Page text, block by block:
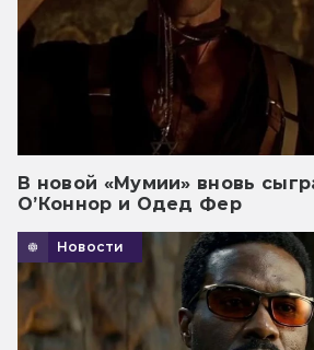
В новой «Мумии» вновь
О’Коннор и Одед Фер
Новости